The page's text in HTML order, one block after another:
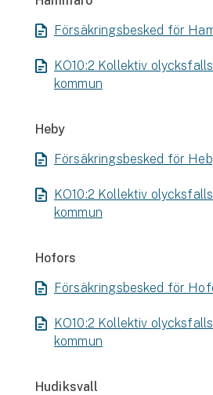
Försäkringsbesked för
KO10:2 Kollektiv
kommun
Heby
Försäkringsbesked för
KO10:2 Kollektiv
kommun
Hofors
Försäkringsbesked för
KO10:2 Kollektiv
kommun
Hudiksvall